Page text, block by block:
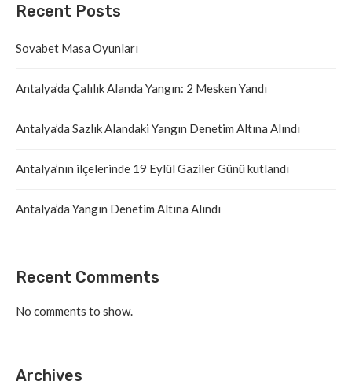
Recent Posts
Sovabet Masa Oyunları
Antalya’da Çalılık Alanda Yangın: 2 Mesken Yandı
Antalya’da Sazlık Alandaki Yangın Denetim Altına Alındı
Antalya’nın ilçelerinde 19 Eylül Gaziler Günü kutlandı
Antalya’da Yangın Denetim Altına Alındı
Recent Comments
No comments to show.
Archives